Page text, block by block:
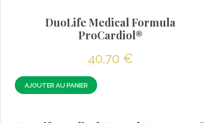
DuoLife Medical Formula
ProCardiol®
40,70 €
AJOUTER AU PANIER